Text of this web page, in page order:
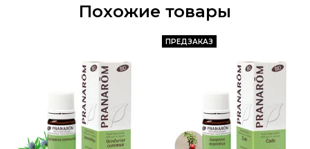
Похожие товары
ПРЕДЗАКАЗ